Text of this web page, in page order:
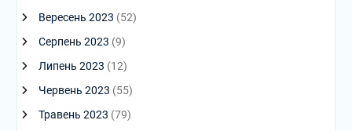
Вересень 2023 (52)
Серпень 2023 (9)
Липень 2023 (12)
Червень 2023 (55)
Травень 2023 (79)